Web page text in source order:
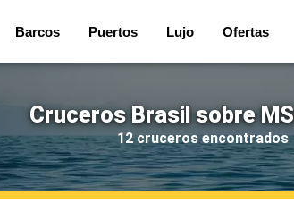
Barcos Puertos Lujo Ofertas
Cruceros Brasil sobre
12 cruceros encontrados